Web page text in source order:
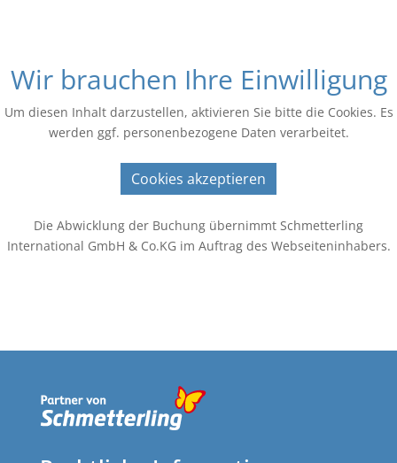
Wir brauchen Ihre Einwilligung
Um diesen Inhalt darzustellen, aktivieren Sie bitte die Cookies. Es
werden ggf. personenbezogene Daten verarbeitet.
Cookies akzeptieren
Die Abwicklung der Buchung übernimmt Schmetterling
International GmbH & Co.KG im Auftrag des Webseiteninhabers.